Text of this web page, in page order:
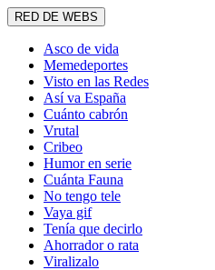
RED DE WEBS
Asco de vida
Memedeportes
Visto en las Redes
Así va España
Cuánto cabrón
Vrutal
Cribeo
Humor en serie
Cuánta Fauna
No tengo tele
Vaya gif
Tenía que decirlo
Ahorrador o rata
Viralizalo